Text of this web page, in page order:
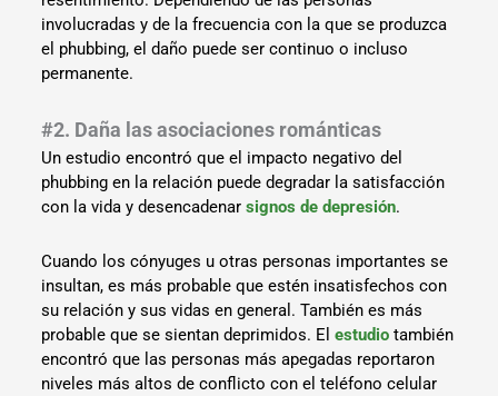
involucradas y de la frecuencia con la que se produzca
el phubbing, el daño puede ser continuo o incluso
permanente.
#2. Daña las asociaciones románticas
Un estudio encontró que el impacto negativo del
phubbing en la relación puede degradar la satisfacción
con la vida y desencadenarsignos de depresión.
Cuando los cónyuges u otras personas importantes se
insultan, es más probable que estén insatisfechos con
su relación y sus vidas en general. También es más
probable que se sientan deprimidos. Elestudio también
encontró que las personas más apegadas reportaron
niveles más altos de conflicto con el teléfono celular